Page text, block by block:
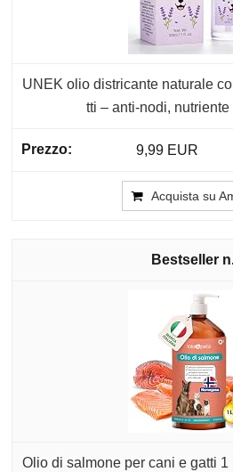
UNEK olio districante naturale
tti – anti-nodi,
9,99 EUR
Acquista su
Olio di salmone per cani e gatti